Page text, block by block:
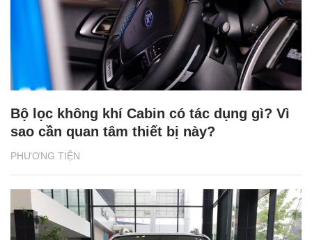
PHƯƠNG TIỆN
Bộ lọc không khí Cabin có tác dụng gì? Vì
sao cần quan tâm thiết bị này?